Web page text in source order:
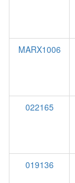
MARX1006
022165
019136